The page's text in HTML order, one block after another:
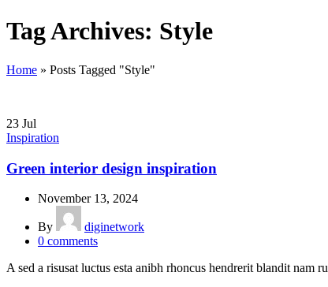
Tag Archives: Style
Home » Posts Tagged "Style"
23 Jul
Inspiration
Green interior design inspiration
November 13, 2024
By
diginetwork
0 comments
A sed a risusat luctus esta anibh rhoncus hendrerit blandit nam